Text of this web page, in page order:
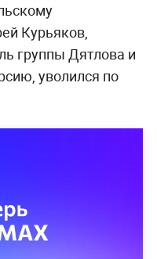
Курьяков,
группы Дятлова и
уволился по